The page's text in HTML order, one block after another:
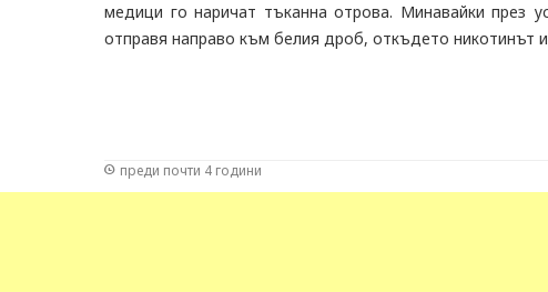
медици го наричат тъканна отрова. Минавайки през
отправя направо към белия дроб, откъдето никотинът
преди почти 4 години